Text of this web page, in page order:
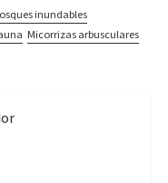
inundables
Micorrizas arbusculares